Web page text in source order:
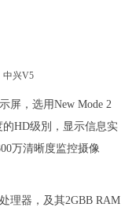
屏，选用New Mode 2
HD级別，显示信息实
万清晰度监控摄像
理器，及其2GBB RAM